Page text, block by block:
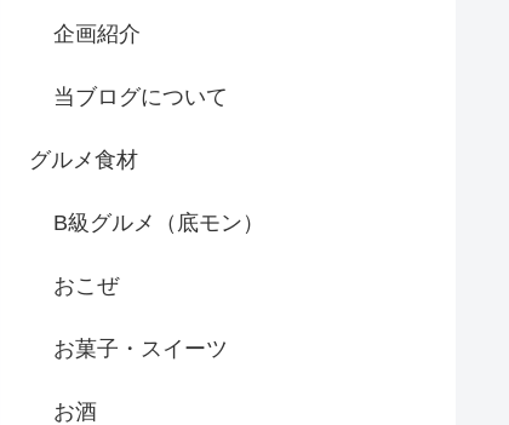
企画紹介
当ブログについて
グルメ食材
B級グルメ（底モン）
おこぜ
お菓子・スイーツ
お酒